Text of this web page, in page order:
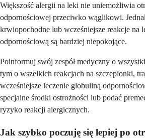
Większość alergii na leki nie uniemożliwia
odpornościowej przeciwko wąglikowi.
krwiopochodne lub wcześniejsze reakcje na
odpornościową są bardziej niepokojące.
Poinformuj swój zespół medyczny o
tym o wszelkich reakcjach na szczepionki,
wcześniejsze leczenie globuliną
specjalne środki ostrożności lub podać
ryzyko reakcji alergicznych.
Jak szybko poczuję się lepiej po